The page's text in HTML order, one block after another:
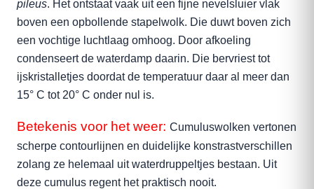
pileus. Het ontstaat vaak uit een fijne nevelsluier vlak
boven een opbollende stapelwolk. Die duwt boven zich
een vochtige luchtlaag omhoog. Door afkoeling
condenseert de waterdamp daarin. Die bervriest tot
ijskristalletjes doordat de temperatuur daar al meer dan
15° C tot 20° C onder nul is.
Betekenis voor het weer: Cumuluswolken vertonen
scherpe contourlijnen en duidelijke konstrastverschillen
zolang ze helemaal uit waterdruppeltjes bestaan. Uit
deze cumulus regent het praktisch nooit.